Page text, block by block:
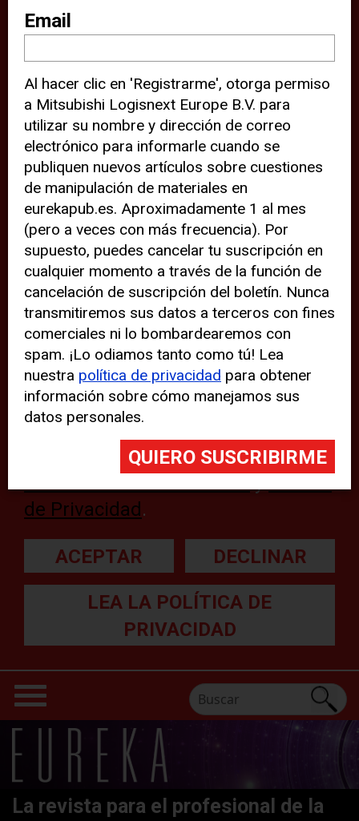
sitio web (por ejemplo, ofreciéndole
información de ubicación). Estas
terceras partes también definen
cookies en su dispositivo y pueden
rastrear su comportamiento en
internet. Al hacer clic en “Aceptar”,
significa que está de acuerdo con el
uso de cookies analíticas y de
terceros para tener una experiencia
óptima en nuestro sitio web. Si
elige “Declinar” el uso de cookies
analíticas y de terceros, evitará que
terceras partes rastreen su
comportamiento en nuestro sitio
web, aunque pueden aparecer
problemas técnicos con el sitio
web. Para obtener más
información, lea nuestra
de Privacidad .
ACEPTAR DECLINAR
LEA LA POLÍTICA DE
PRIVACIDAD
La revista para el profesional de la
Email
Al hacer clic en 'Registrarme', otorga permiso
a Mitsubishi Logisnext Europe B.V. para
utilizar su nombre y dirección de correo
electrónico para informarle cuando se
publiquen nuevos artículos sobre cuestiones
de manipulación de materiales en
eurekapub.es. Aproximadamente 1 al mes
(pero a veces con más frecuencia). Por
supuesto, puedes cancelar tu suscripción en
cualquier momento a través de la función de
cancelación de suscripción del boletín. Nunca
transmitiremos sus datos a terceros con fines
comerciales ni lo bombardearemos con
spam. ¡Lo odiamos tanto como tú! Lea
nuestra política de privacidad para obtener
información sobre cómo manejamos sus
datos personales.